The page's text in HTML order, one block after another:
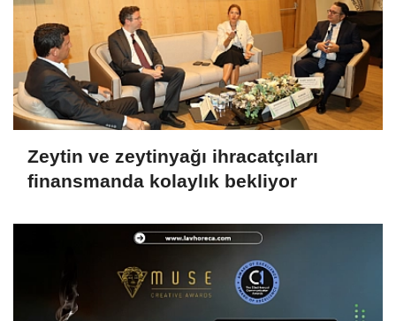
Zeytin ve zeytinyağı ihracatçıları
finansmanda kolaylık bekliyor